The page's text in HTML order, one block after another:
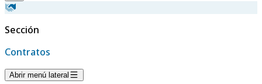
Sección
Contratos
Abrir menú lateral